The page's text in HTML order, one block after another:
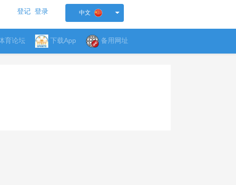
登记 登录 中文
育论坛 下载App 备用网址